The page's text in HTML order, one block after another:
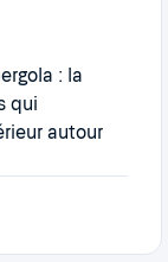
: la
qui
autour